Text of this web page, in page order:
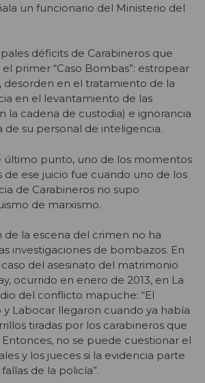
un funcionario del Ministerio del
déficits de Carabineros que
primer “Caso Bombas”: estropear
desorden en el tratamiento de la
en el levantamiento de las
la cadena de custodia) e ignorancia
de su personal de inteligencia.
último punto, uno de los momentos
de ese juicio fue cuando uno de los
de Carabineros no supo
de marxismo.
de la escena del crimen no ha
investigaciones de bombazos. En
del asesinato del matrimonio
ocurrido en enero de 2013, en La
del conflicto mapuche: “El
y Labocar llegaron cuando ya había
tiradas por los carabineros que
no se puede cuestionar el
y los jueces si la evidencia parte
de la policía”.